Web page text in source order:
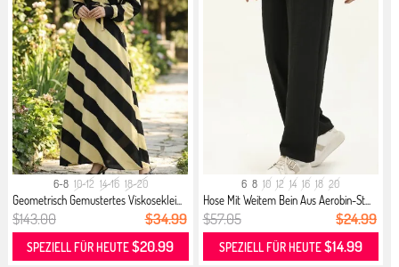
6-8 10-12 14-16 18-20
Geometrisch Gemustertes Viskoseklei...
$143.00 $34.99
SPEZIELL FÜR HEUTE$20.99
6 8 10 12 14 16 18 20
Hose Mit Weitem Bein Aus Aerobin-St...
$57.05 $24.99
SPEZIELL FÜR HEUTE$14.99